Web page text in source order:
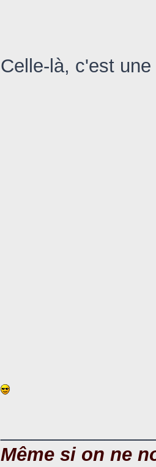
Celle-là, c'est
Même si on ne